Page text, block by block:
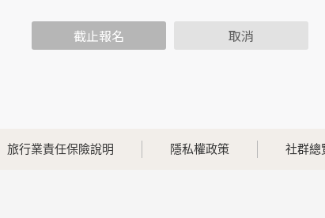
進行統計與分析，分析結果之統計數據或說明文字呈現
截止報名 取消
旅行業責任保險說明 隱私權政策 社群總